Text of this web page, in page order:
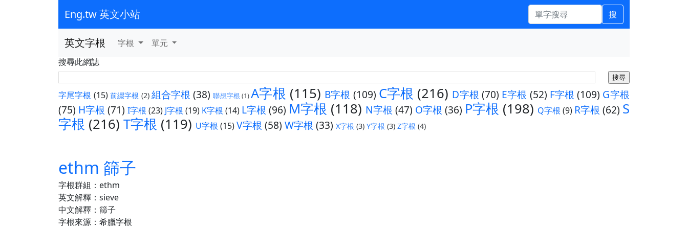
Eng.tw 英文小站 搜
英文字根 字根
單元
搜尋此網誌
字尾字根 (15) 前綴字根 (2) 組合字根 (38) 聯想字根 (1)A字根 (115) B字根 (109) C字根 (216) D字根 (70) E字根 (52) F字根 (109) G字根
(75) H字根 (71) I字根 (23) J字根 (19) K字根 (14) L字根 (96) M字根 (118) N字根 (47) O字根 (36) P字根 (198) Q字根 (9) R字根 (62) S
字根 (216) T字根 (119) U字根 (15)V字根 (58) W字根 (33) X字根 (3) Y字根 (3) Z字根 (4)
ethm 篩子
字根群組：ethm
英文解釋：sieve
中文解釋：篩子
字根來源：希臘字根